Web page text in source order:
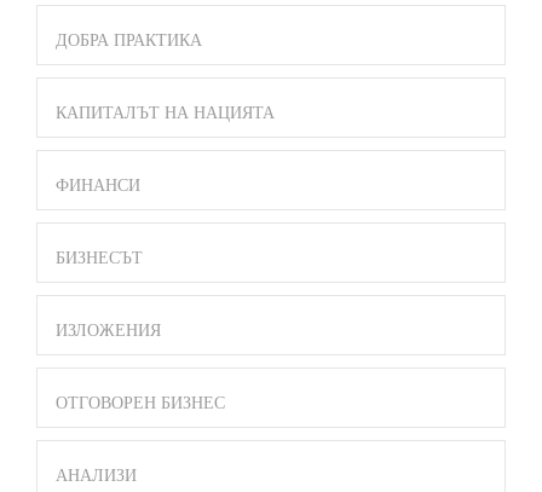
ДОБРА ПРАКТИКА
КАПИТАЛЪТ НА НАЦИЯТА
ФИНАНСИ
БИЗНЕСЪТ
ИЗЛОЖЕНИЯ
ОТГОВОРЕН БИЗНЕС
АНАЛИЗИ